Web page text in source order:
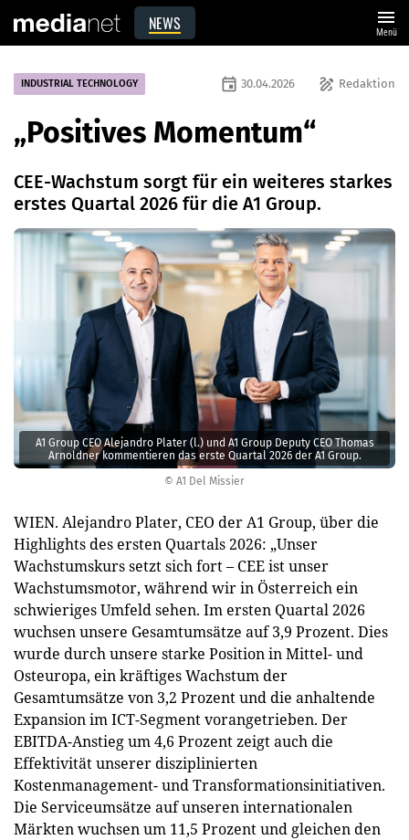
NEWS menu
Menü
© A1 Del Missier
A1 Group CEO Alejandro Plater (l.) und A1 Group Deputy CEO Thomas
Arnoldner kommentieren das erste Quartal 2026 der A1 Group.
INDUSTRIAL TECHNOLOGY draw Redaktion
event 30.04.2026
„Positives Momentum“
CEE-Wachstum sorgt für ein weiteres starkes
erstes Quartal 2026 für die A1 Group.
WIEN. Alejandro Plater, CEO der A1 Group, über die
Highlights des ersten Quartals 2026: „Unser
Wachstumskurs setzt sich fort – CEE ist unser
Wachstumsmotor, während wir in Österreich ein
schwieriges Umfeld sehen. Im ersten Quartal 2026
wuchsen unsere Gesamtumsätze auf 3,9 Prozent. Dies
wurde durch unsere starke Position in Mittel- und
Osteuropa, ein kräftiges Wachstum der
Gesamtumsätze von 3,2 Prozent und die anhaltende
Expansion im ICT-Segment vorangetrieben. Der
EBITDA-Anstieg um 4,6 Prozent zeigt auch die
Effektivität unserer disziplinierten
Kostenmanagement- und Transformationsinitiativen.
Die Serviceumsätze auf unseren internationalen
Märkten wuchsen um 11,5 Prozent und gleichen den